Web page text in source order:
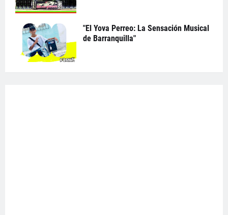
"El Yova Perreo: La Sensación Musical
de Barranquilla"